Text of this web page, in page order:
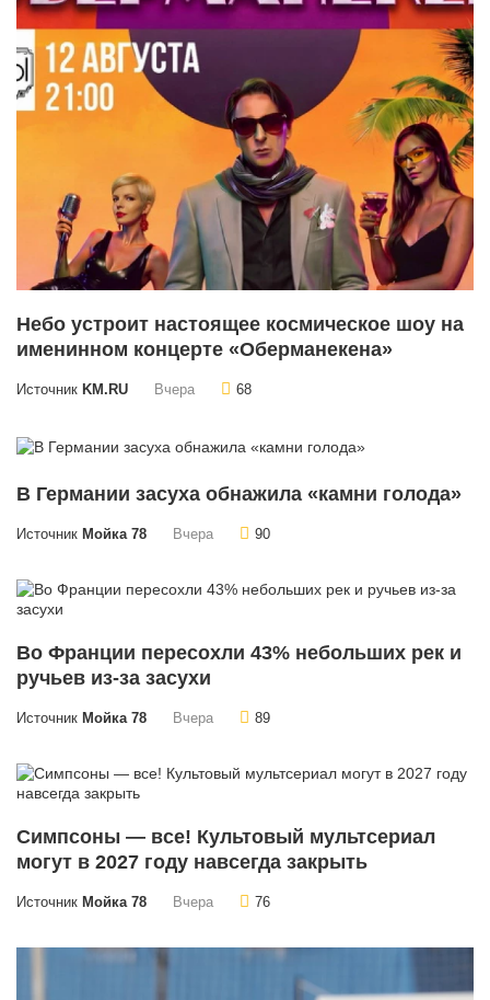
Небо устроит настоящее космическое шоу на
именинном концерте «Оберманекена»
Источник KM.RU Вчера 68
В Германии засуха обнажила «камни голода»
Источник Мойка 78 Вчера 90
Во Франции пересохли 43% небольших рек и
ручьев из-за засухи
Источник Мойка 78 Вчера 89
Симпсоны — все! Культовый мультсериал
могут в 2027 году навсегда закрыть
Источник Мойка 78 Вчера 76